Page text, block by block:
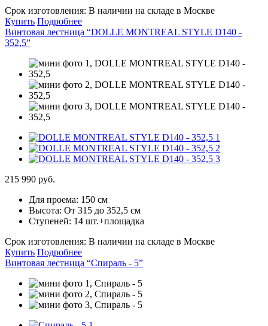
Срок изготовления: В наличии на складе в Москве
Купить Подробнее
Винтовая лестница “DOLLE MONTREAL STYLE D140 -
352,5”
215 990 руб.
Для проема: 150 см
Высота: От 315 до 352,5 см
Ступеней: 14 шт.+площадка
Срок изготовления: В наличии на складе в Москве
Купить Подробнее
Винтовая лестница “Спираль - 5”